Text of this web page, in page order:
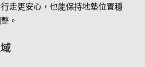
走更安心，也能保持地墊位置穩
。